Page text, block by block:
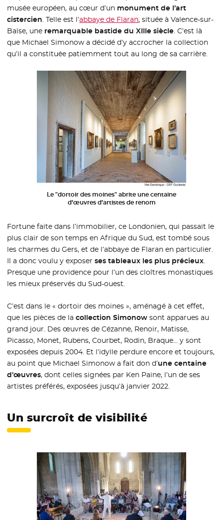
musée européen, au cœur d’un monument de l’art
cistercien. Telle est l’abbaye de Flaran- Nouvelle fenêtre
, située à Valence-sur-
Baïse, une remarquable bastide du XIIIe siècle. C’est là
que Michael Simonow a décidé d’y accrocher la collection
qu’il a constituée patiemment tout au long de sa carrière.
Le "dortoir des moines" abrite une centaine
d’œuvres d’artistes de renom
Fortune faite dans l’immobilier, ce Londonien, qui passait le
plus clair de son temps en Afrique du Sud, est tombé sous
les charmes du Gers, et de l’abbaye de Flaran en particulier.
Il a donc voulu y exposerses tableaux les plus précieux.
Presque une providence pour l’un des cloîtres monastiques
les mieux préservés du Sud-ouest.
C’est dans le « dortoir des moines », aménagé à cet effet,
que les pièces de lacollection Simonow sont apparues au
grand jour. Des œuvres de Cézanne, Renoir, Matisse,
Picasso, Monet, Rubens, Courbet, Rodin, Braque… y sont
exposées depuis 2004. Et l’idylle perdure encore et toujours,
au point que Michael Simonow a fait don d’une centaine
d’œuvres, dont celles signées par Ken Paine, l’un de ses
artistes préférés, exposées jusqu’à janvier 2022.
Un surcroît de visibilité